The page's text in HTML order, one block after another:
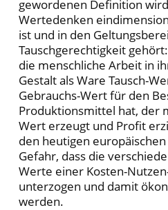
gewordenen Definition
Wertedenken
ist und in den
Tauschgerechtigkeit
die menschliche Arbeit in
Gestalt als Ware Tausch-
Gebrauchs-Wert für den
Produktionsmittel hat, der
Wert erzeugt und Profit
den heutigen
Gefahr, dass die
Werte einer Kosten-
unterzogen und damit
werden.